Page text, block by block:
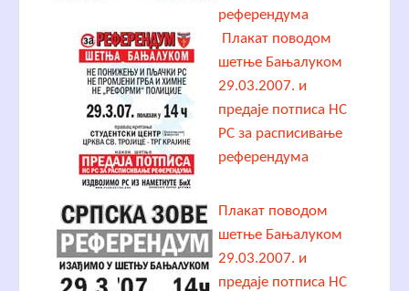
референдума
Плакат поводом
шетње Бањалуком
29.03.2007. и
предаје потписа НС
РС за расписивање
референдума
Плакат поводом
шетње Бањалуком
29.03.2007. и
предаје потписа НС